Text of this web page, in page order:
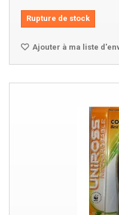
Rupture de stock
Ajouter à ma liste